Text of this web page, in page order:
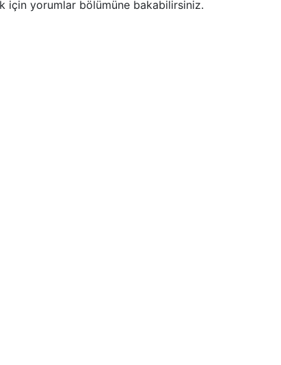
için yorumlar bölümüne bakabilirsiniz.